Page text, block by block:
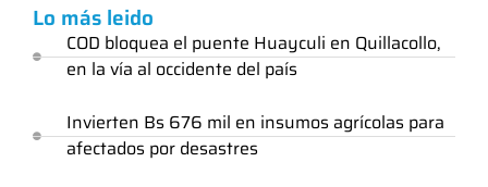
Lo más leido
COD bloquea el puente Huayculi en Quillacollo,
en la vía al occidente del país
Invierten Bs 676 mil en insumos agrícolas para
afectados por desastres